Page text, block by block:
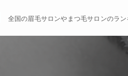
全国の眉毛サロンやまつ毛サロンのラ